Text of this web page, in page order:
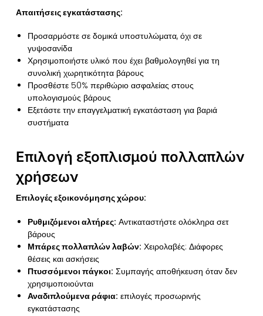
Απαιτήσεις εγκατάστασης:
Προσαρμόστε σε δομικά υποστυλώματα, όχι σε
γυψοσανίδα
Χρησιμοποιήστε υλικό που έχει βαθμολογηθεί για τη
συνολική χωρητικότητα βάρους
Προσθέστε 50% περιθώριο ασφαλείας στους
υπολογισμούς βάρους
Εξετάστε την επαγγελματική εγκατάσταση για βαριά
συστήματα
Επιλογή εξοπλισμού πολλαπλών
χρήσεων
Επιλογές εξοικονόμησης χώρου:
Ρυθμιζόμενοι αλτήρες: Αντικαταστήστε ολόκληρα σετ
βάρους
Μπάρες πολλαπλών λαβών: Χειρολαβές: Διάφορες
θέσεις και ασκήσεις
Πτυσσόμενοι πάγκοι: Συμπαγής αποθήκευση όταν δεν
χρησιμοποιούνται
Αναδιπλούμενα ράφια: επιλογές προσωρινής
εγκατάστασης